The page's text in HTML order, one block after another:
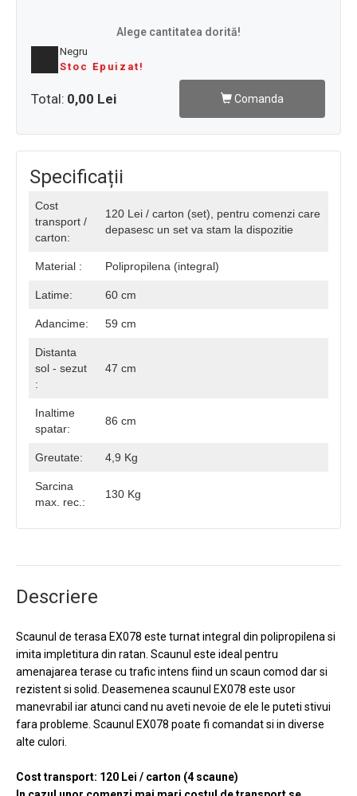
Alege cantitatea dorită!
Negru
Stoc Epuizat!
Total: 0,00 Lei Comanda
Specificații
Cost
transport /
carton:
120 Lei / carton (set), pentru comenzi care
depasesc un set va stam la dispozitie
Material : Polipropilena (integral)
Latime: 60 cm
Adancime: 59 cm
Distanta
sol - sezut
:
47 cm
Inaltime
spatar:
86 cm
Greutate: 4,9 Kg
Sarcina
max. rec.:
130 Kg
Descriere
Scaunul de terasa EX078 este turnat integral din polipropilena si
imita impletitura din ratan. Scaunul este ideal pentru
amenajarea terase cu trafic intens fiind un scaun comod dar si
rezistent si solid. Deasemenea scaunul EX078 este usor
manevrabil iar atunci cand nu aveti nevoie de ele le puteti stivui
fara probleme. Scaunul EX078 poate fi comandat si in diverse
alte culori.
Cost transport: 120 Lei / carton (4 scaune)